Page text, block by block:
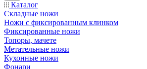
Каталог
Складные ножи
Ножи с фиксированным клинком
Фиксированные ножи
Топоры, мачете
Метательные ножи
Кухонные ножи
Фонари